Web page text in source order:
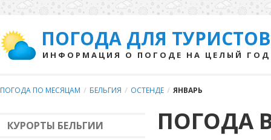
ПОГОДА ДЛЯ ТУРИСТОВ
ИНФОРМАЦИЯ О ПОГОДЕ НА ЦЕЛЫЙ ГОД
ПОГОДА ПО МЕСЯЦАМ / БЕЛЬГИЯ / ОСТЕНДЕ / ЯНВАРЬ
КУРОРТЫ БЕЛЬГИИ ПОГОДА